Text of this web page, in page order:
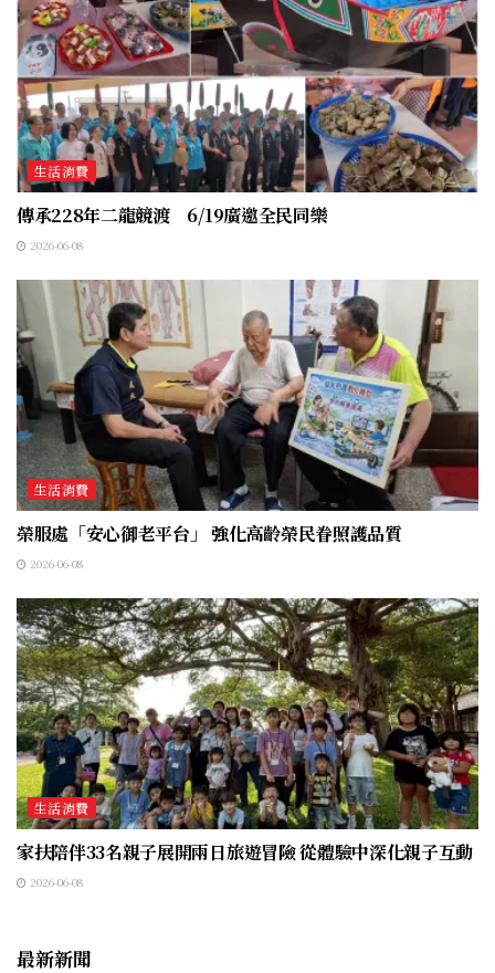
生活消費
傳承228年二龍競渡 6/19廣邀全民同樂
2026-06-08
生活消費
榮服處「安心御老平台」 強化高齡榮民眷照護品質
2026-06-08
生活消費
家扶陪伴33名親子展開兩日旅遊冒險 從體驗中深化親子互動
2026-06-08
最新新聞